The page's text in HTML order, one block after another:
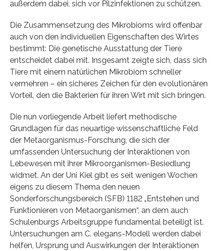
außerdem dabei, sich vor Pilzinfektionen zu schützen.
Die Zusammensetzung des Mikrobioms wird offenbar
auch von den individuellen Eigenschaften des Wirtes
bestimmt: Die genetische Ausstattung der Tiere
entscheidet dabei mit. Insgesamt zeigte sich, dass sich
Tiere mit einem natürlichen Mikrobiom schneller
vermehren – ein sicheres Zeichen für den evolutionären
Vorteil, den die Bakterien für ihren Wirt mit sich bringen.
Die nun vorliegende Arbeit liefert methodische
Grundlagen für das neuartige wissenschaftliche Feld
der Metaorganismus-Forschung, die sich der
umfassenden Untersuchung der Interaktionen von
Lebewesen mit ihrer Mikroorganismen-Besiedlung
widmet. An der Uni Kiel gibt es seit wenigen Wochen
eigens zu diesem Thema den neuen
Sonderforschungsbereich (SFB) 1182 „Entstehen und
Funktionieren von Metaorganismen“, an dem auch
Schulenburgs Arbeitsgruppe fundamental beteiligt ist.
Untersuchungen am C. elegans-Modell werden dabei
helfen, Ursprung und Auswirkungen der Interaktionen